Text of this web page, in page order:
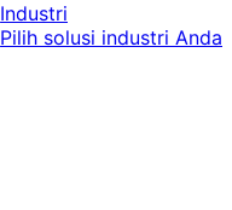
Industri
Pilih solusi industri Anda